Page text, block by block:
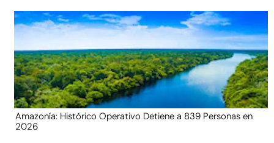
Amazonía: Histórico Operativo Detiene a 839 Personas en
2026